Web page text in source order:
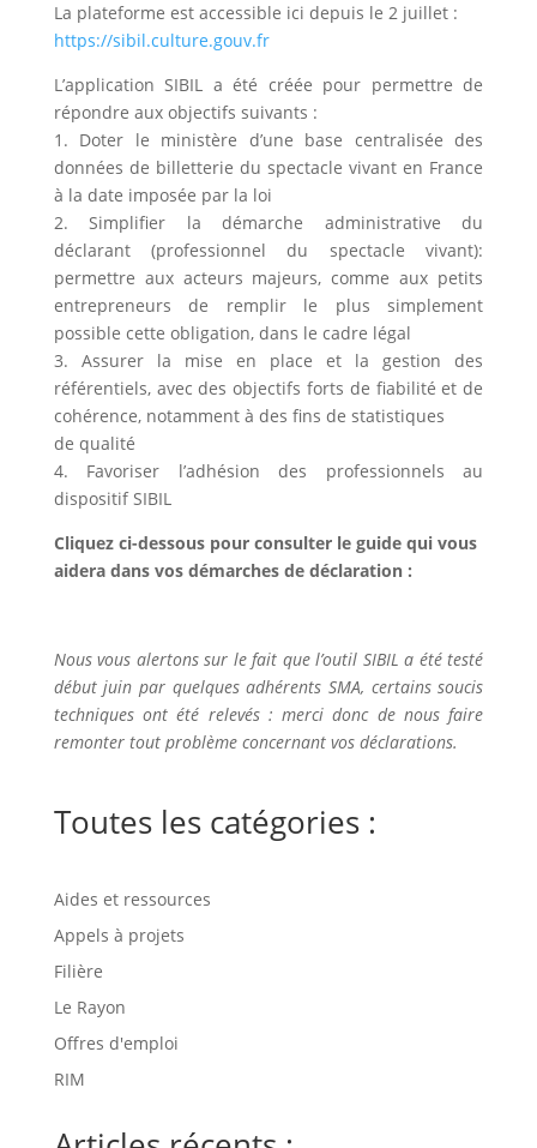
La plateforme est accessible ici depuis le 2 juillet :
https://sibil.culture.gouv.fr
L’application SIBIL a été créée pour permettre de
répondre aux objectifs suivants :
1. Doter le ministère d’une base centralisée des
données de billetterie du spectacle vivant en France
à la date imposée par la loi
2. Simplifier la démarche administrative du
déclarant (professionnel du spectacle vivant):
permettre aux acteurs majeurs, comme aux petits
entrepreneurs de remplir le plus simplement
possible cette obligation, dans le cadre légal
3. Assurer la mise en place et la gestion des
référentiels, avec des objectifs forts de fiabilité et de
cohérence, notamment à des fins de statistiques
de qualité
4. Favoriser l’adhésion des professionnels au
dispositif SIBIL
Cliquez ci-dessous pour consulter le guide qui vous
aidera dans vos démarches de déclaration :
Nous vous alertons sur le fait que l’outil SIBIL a été testé
début juin par quelques adhérents SMA, certains soucis
techniques ont été relevés : merci donc de nous faire
remonter tout problème concernant vos déclarations.
Toutes les catégories :
Aides et ressources
Appels à projets
Filière
Le Rayon
Offres d'emploi
RIM